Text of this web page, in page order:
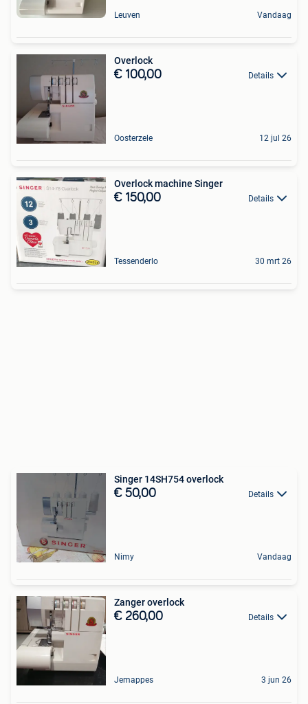
Leuven Vandaag
Overlock
€ 100,00 Details
Oosterzele 12 jul 26
Overlock machine Singer
€ 150,00 Details
Tessenderlo 30 mrt 26
Singer 14SH754 overlock
€ 50,00 Details
Nimy Vandaag
Zanger overlock
€ 260,00 Details
Jemappes 3 jun 26